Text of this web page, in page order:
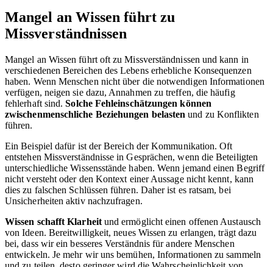
Mangel an Wissen führt zu
Missverständnissen
Mangel an Wissen führt oft zu Missverständnissen und kann in
verschiedenen Bereichen des Lebens erhebliche Konsequenzen
haben. Wenn Menschen nicht über die notwendigen Informationen
verfügen, neigen sie dazu, Annahmen zu treffen, die häufig
fehlerhaft sind.Solche Fehleinschätzungen können
zwischenmenschliche Beziehungen belasten und zu Konflikten
führen.
Ein Beispiel dafür ist der Bereich der Kommunikation. Oft
entstehen Missverständnisse in Gesprächen, wenn die Beteiligten
unterschiedliche Wissensstände haben. Wenn jemand einen Begriff
nicht versteht oder den Kontext einer Aussage nicht kennt, kann
dies zu falschen Schlüssen führen. Daher ist es ratsam, bei
Unsicherheiten aktiv nachzufragen.
Wissen schafft Klarheitund ermöglicht einen offenen Austausch
von Ideen. Bereitwilligkeit, neues Wissen zu erlangen, trägt dazu
bei, dass wir ein besseres Verständnis für andere Menschen
entwickeln. Je mehr wir uns bemühen, Informationen zu sammeln